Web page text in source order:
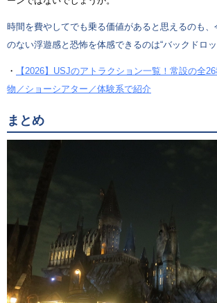
時間を費やしてでも乗る価値があると思えるのも、
のない浮遊感と恐怖を体感できるのは“バックドロッ
・
【2026】USJのアトラクション一覧！常設の全
物／ショーシアター／体験系で紹介
まとめ